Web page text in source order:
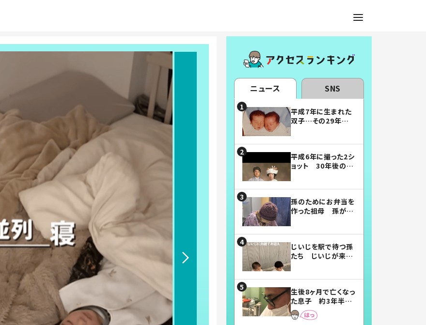
ニュース SNS
平成7年に生まれた
双子…その29年後
平成6年に撮った2シ
ョット 30年後の姿
孫のためにお弁当を
作った祖母 孫が絶
じいじを駅で待つ孫
たち じいじが来た
まらない」「幸せにな
れる」
生後8ヶ月で亡くなっ
た息子 約3年半
後、当時の妻の日記
に書いてあった本音